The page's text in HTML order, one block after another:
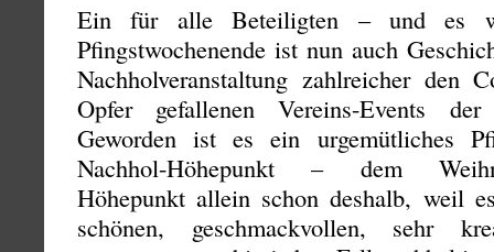
Ein für alle Beteiligten – und es
Pfingstwochenende ist nun auch
Nachholveranstaltung zahlreicher den
Opfer gefallenen Vereins-Events
Geworden ist es ein urgemütliches
Nachhol-Höhepunkt – dem
Höhepunkt allein schon deshalb, weil
schönen, geschmackvollen, sehr